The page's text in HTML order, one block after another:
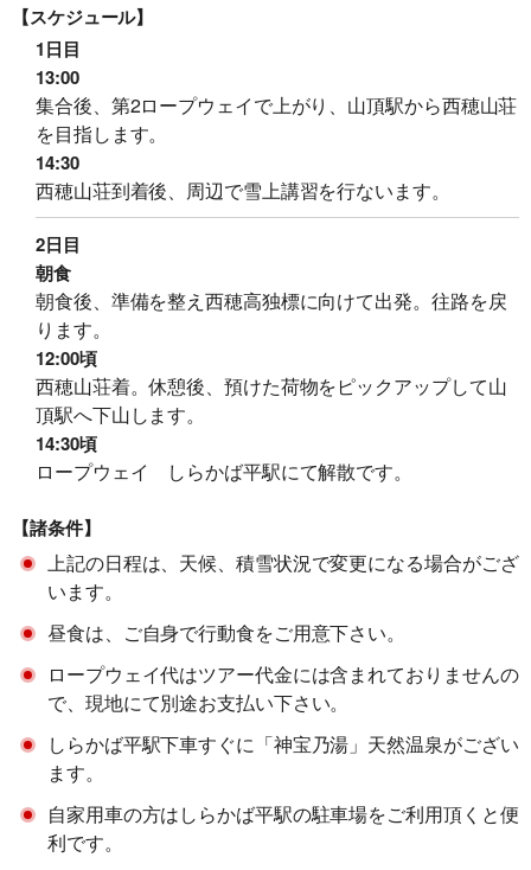
【スケジュール】
1日目
13:00
集合後、第2ロープウェイで上がり、山頂駅から西穂山荘
を目指します。
14:30
西穂山荘到着後、周辺で雪上講習を行ないます。
2日目
朝食
朝食後、準備を整え西穂高独標に向けて出発。往路を戻
ります。
12:00頃
西穂山荘着。休憩後、預けた荷物をピックアップして山
頂駅へ下山します。
14:30頃
ロープウェイ しらかば平駅にて解散です。
【諸条件】
上記の日程は、天候、積雪状況で変更になる場合がござ
います。
昼食は、ご自身で行動食をご用意下さい。
ロープウェイ代はツアー代金には含まれておりませんの
で、現地にて別途お支払い下さい。
しらかば平駅下車すぐに「神宝乃湯」天然温泉がござい
ます。
自家用車の方はしらかば平駅の駐車場をご利用頂くと便
利です。
旅行条件（要旨）